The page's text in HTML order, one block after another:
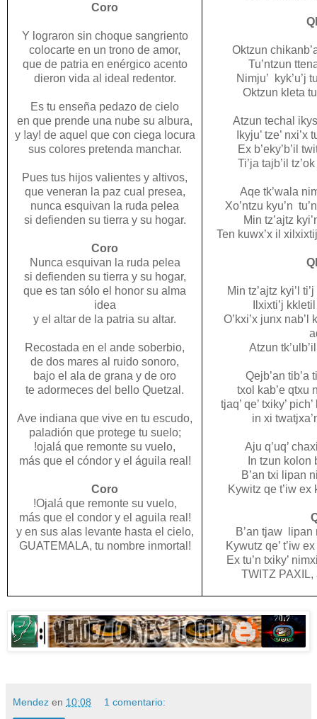
Coro
Y lograron sin choque sangriento
colocarte en un trono de amor,
que de patria en enérgico acento
dieron vida al ideal redentor.
Es tu enseña pedazo de cielo
en que prende una nube su albura,
y !ay! de aquel que con ciega locura
sus colores pretenda manchar.
Pues tus hijos valientes y altivos,
que veneran la paz cual presea,
nunca esquivan la ruda pelea
si defienden su tierra y su hogar.
Coro
Nunca esquivan la ruda pelea
si defienden su tierra y su hogar,
que es tan sólo el honor su alma
idea
y el altar de la patria su altar.
Recostada en el ande soberbio,
de dos mares al ruido sonoro,
bajo el ala de grana y de oro
te adormeces del bello Quetzal.
Ave indiana que vive en tu escudo,
paladión que protege tu suelo;
!ojalá que remonte su vuelo,
más que el cóndor y el águila real!
Coro
!Ojalá que remonte su vuelo,
más que el condor y el aguila real!
y en sus alas levante hasta el cielo,
GUATEMALA, tu nombre inmortal!
Oktzun
Tu’ntzun
Nimju’ kyk’u’j
Oktzun kleta
Atzun techal
Ikyju’ tze’
Ex b’eky’b’il
Ti’ja tajb’il
Aqe tk’wala
Xo’ntzu kyu’n
Min tz’ajtz
Ten kuwx’x il
Min tz’ajtz kyi’l
Ilxixti’j
O’kxi’x junx nab’l
Atzun
Qejb’an tib’a
txol kab’e qtxu
tjaq’ qe’ txiky’
in xi
Aju q’uq’
In tzun kolon
B’an txi lipan
Kywitz qe t’iw ex
B’an tjaw lipan
Kywutz qe’ t’iw
Ex tu’n txiky’
TWITZ PAXIL,
Mendez en 10:08 1 comentario: